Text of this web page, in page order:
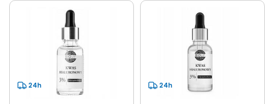
24h 24h